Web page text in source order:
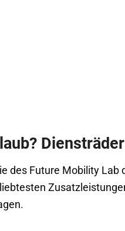
des Future Mobility Lab